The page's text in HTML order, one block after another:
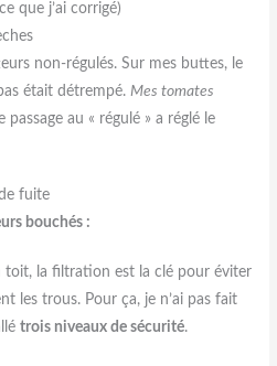
que j’ai corrigé)
non-régulés. Sur mes buttes, le
était détrempé.Mes tomates
passage au « régulé » a réglé le
fuite
bouchés :
toit, la filtration est la clé pour éviter
les trous. Pour ça, je n’ai pas fait
trois niveaux de sécurité.